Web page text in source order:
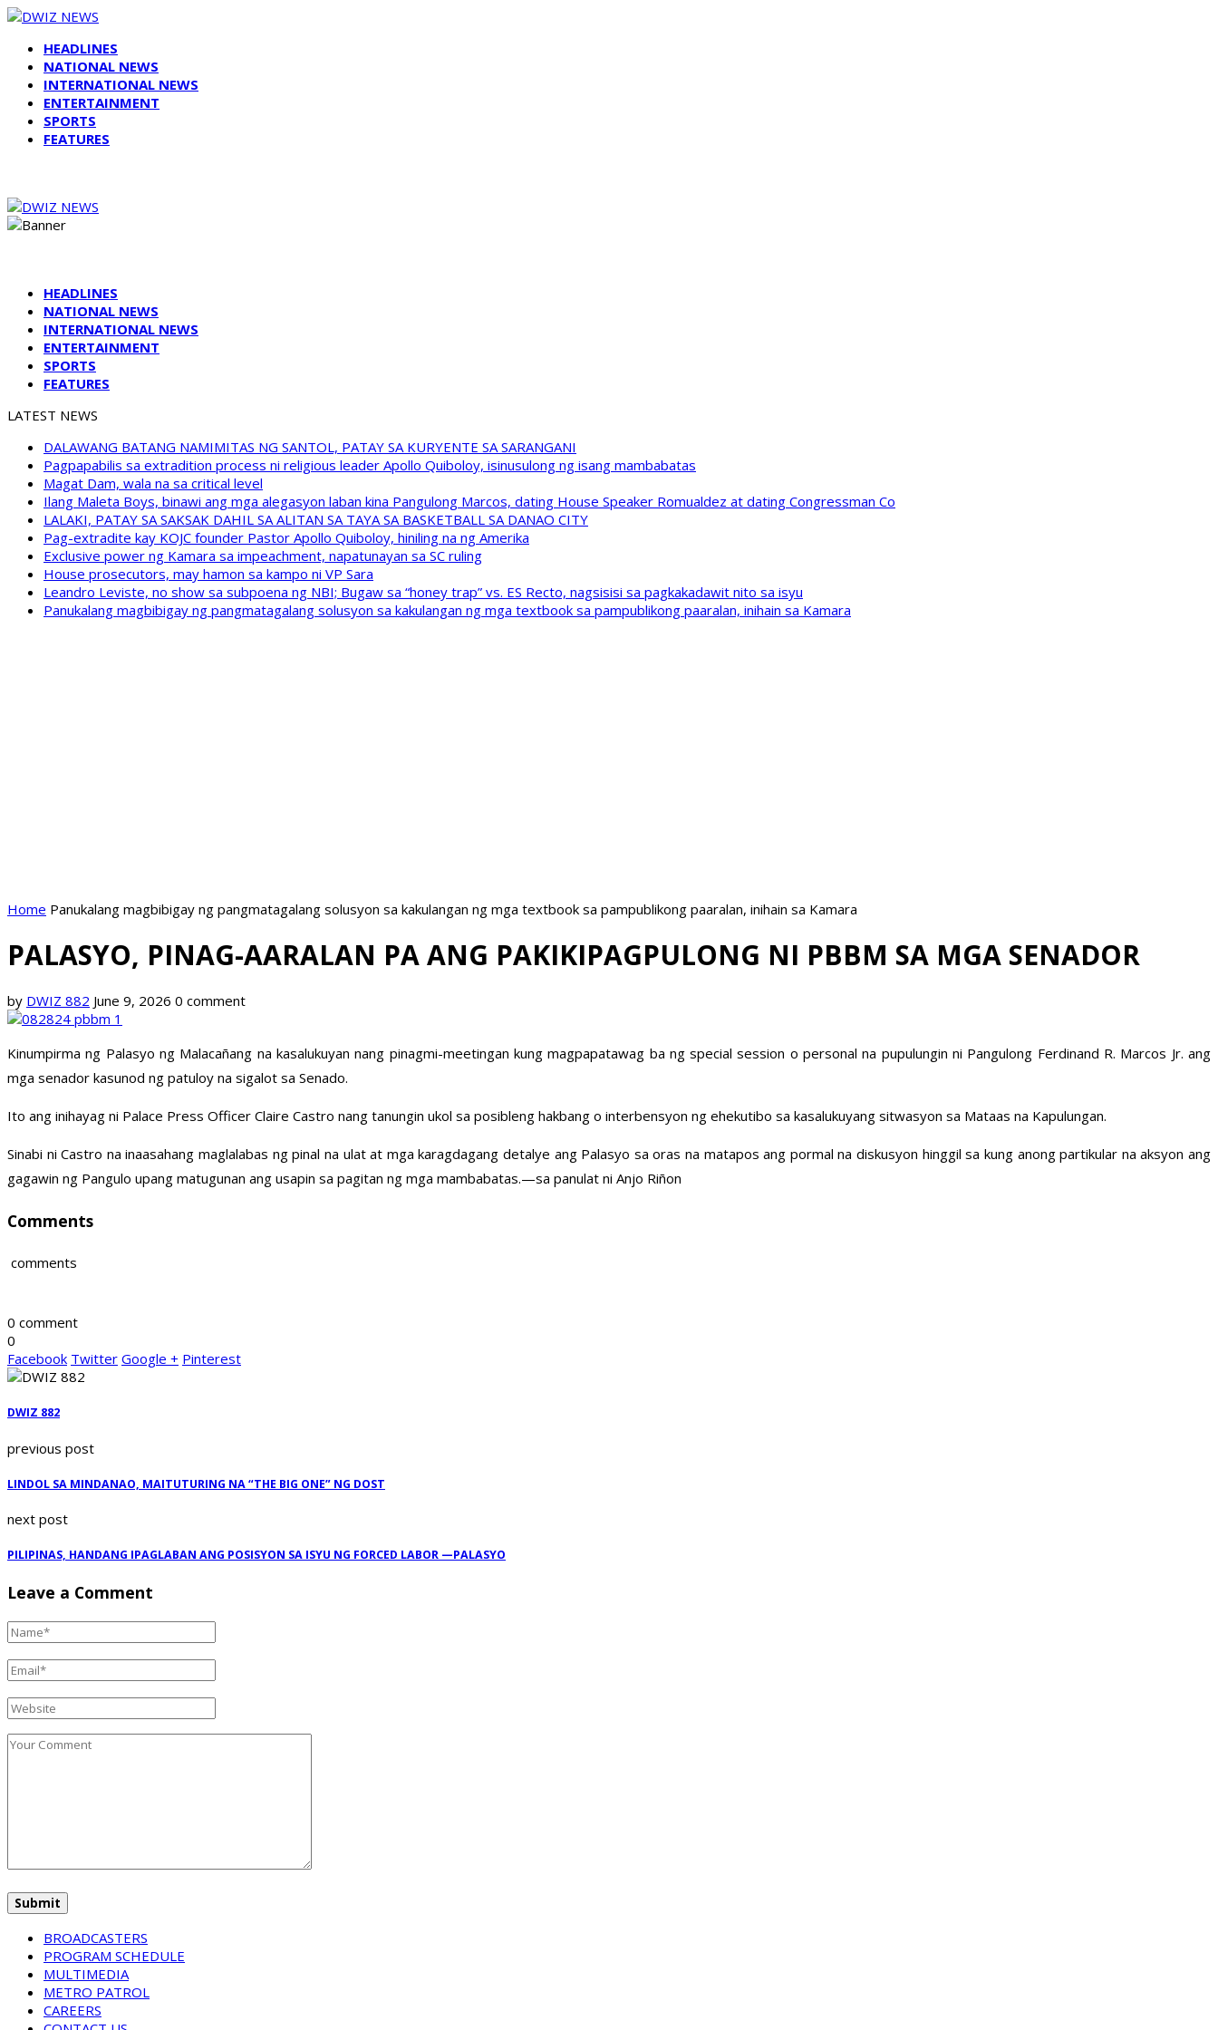
HEADLINES
NATIONAL NEWS
INTERNATIONAL NEWS
ENTERTAINMENT
SPORTS
FEATURES
HEADLINES
NATIONAL NEWS
INTERNATIONAL NEWS
ENTERTAINMENT
SPORTS
FEATURES
LATEST NEWS
DALAWANG BATANG NAMIMITAS NG SANTOL, PATAY SA KURYENTE SA SARANGANI
Pagpapabilis sa extradition process ni religious leader Apollo Quiboloy, isinusulong ng isang mambabatas
Magat Dam, wala na sa critical level
Ilang Maleta Boys, binawi ang mga alegasyon laban kina Pangulong Marcos, dating House Speaker Romualdez at dating Congressman Co
LALAKI, PATAY SA SAKSAK DAHIL SA ALITAN SA TAYA SA BASKETBALL SA DANAO CITY
Pag-extradite kay KOJC founder Pastor Apollo Quiboloy, hiniling na ng Amerika
Exclusive power ng Kamara sa impeachment, napatunayan sa SC ruling
House prosecutors, may hamon sa kampo ni VP Sara
Leandro Leviste, no show sa subpoena ng NBI; Bugaw sa “honey trap” vs. ES Recto, nagsisisi sa pagkakadawit nito sa isyu
Panukalang magbibigay ng pangmatagalang solusyon sa kakulangan ng mga textbook sa pampublikong paaralan, inihain sa Kamara
Home Panukalang magbibigay ng pangmatagalang solusyon sa kakulangan ng mga textbook sa pampublikong paaralan, inihain sa Kamara
PALASYO, PINAG-AARALAN PA ANG PAKIKIPAGPULONG NI PBBM SA MGA SENADOR
by DWIZ 882 June 9, 2026 0 comment
Kinumpirma ng Palasyo ng Malacañang na kasalukuyan nang pinagmi-meetingan kung magpapatawag ba ng special session o personal na pupulungin ni Pangulong Ferdinand R. Marcos Jr. ang
mga senador kasunod ng patuloy na sigalot sa Senado.
Ito ang inihayag ni Palace Press Officer Claire Castro nang tanungin ukol sa posibleng hakbang o interbensyon ng ehekutibo sa kasalukuyang sitwasyon sa Mataas na Kapulungan.
Sinabi ni Castro na inaasahang maglalabas ng pinal na ulat at mga karagdagang detalye ang Palasyo sa oras na matapos ang pormal na diskusyon hinggil sa kung anong partikular na aksyon ang
gagawin ng Pangulo upang matugunan ang usapin sa pagitan ng mga mambabatas.—sa panulat ni Anjo Riñon
Comments
comments
0 comment
0
Facebook Twitter Google + Pinterest
DWIZ 882
previous post
LINDOL SA MINDANAO, MAITUTURING NA “THE BIG ONE” NG DOST
next post
PILIPINAS, HANDANG IPAGLABAN ANG POSISYON SA ISYU NG FORCED LABOR —PALASYO
Leave a Comment
BROADCASTERS
PROGRAM SCHEDULE
MULTIMEDIA
METRO PATROL
CAREERS